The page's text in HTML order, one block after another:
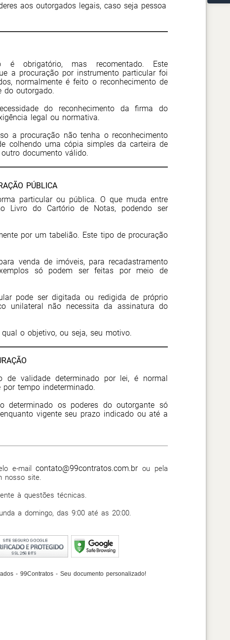
aos outorgados legais, caso seja pessoa
obrigatório, mas recomentado. Este
a procuração por instrumento particular foi
normalmente é feito o reconhecimento de
do outorgado.
do reconhecimento da firma do
legal ou normativa.
a procuração não tenha o reconhecimento
colhendo uma cópia simples da carteira de
documento válido.
PÚBLICA
particular ou pública. O que muda entre
Livro do Cartório de Notas, podendo ser
por um tabelião. Este tipo de procuração
venda de imóveis, para recadastramento
só podem ser feitas por meio de
pode ser digitada ou redigida de próprio
unilateral não necessita da assinatura do
o objetivo, ou seja, seu motivo.
de validade determinado por lei, é normal
tempo indeterminado.
determinado os poderes do outorgante só
vigente seu prazo indicado ou até a
e-mailcontato@99contratos.com.brou pela
nosso site.
à questões técnicas.
a domingo, das 9:00 até as 20:00.
- 99Contratos - Seu documento personalizado!